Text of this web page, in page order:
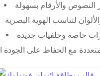
النصوص والأرقام بسهولة
لتناسب الهوية البصرية
خاصة وخلفيات جديدة
مع الحفاظ على الجودة